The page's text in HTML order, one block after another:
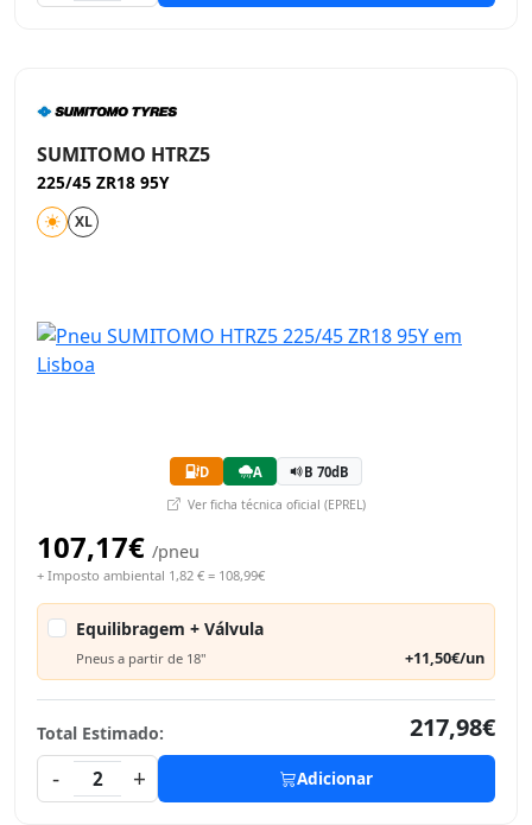
SUMITOMO HTRZ5
225/45 ZR18 95Y
XL
D A B 70dB
Ver ficha técnica oficial (EPREL)
107,17€ /pneu
+ Imposto ambiental 1,82 € = 108,99€
Equilibragem + Válvula
Pneus a partir de 18" +11,50€/un
Total Estimado:
217,98€
-
2 + Adicionar